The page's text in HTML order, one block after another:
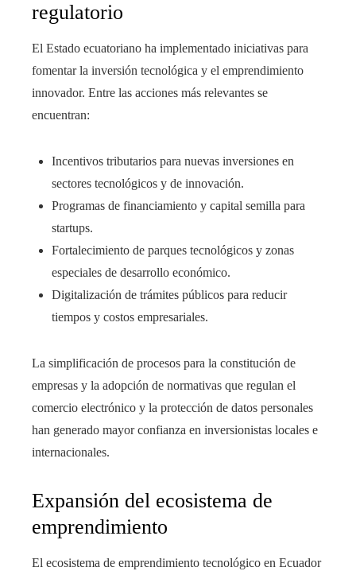
regulatorio
El Estado ecuatoriano ha implementado iniciativas para
fomentar la inversión tecnológica y el emprendimiento
innovador. Entre las acciones más relevantes se
encuentran:
Incentivos tributarios para nuevas inversiones en
sectores tecnológicos y de innovación.
Programas de financiamiento y capital semilla para
startups.
Fortalecimiento de parques tecnológicos y zonas
especiales de desarrollo económico.
Digitalización de trámites públicos para reducir
tiempos y costos empresariales.
La simplificación de procesos para la constitución de
empresas y la adopción de normativas que regulan el
comercio electrónico y la protección de datos personales
han generado mayor confianza en inversionistas locales e
internacionales.
Expansión del ecosistema de
emprendimiento
El ecosistema de emprendimiento tecnológico en Ecuador